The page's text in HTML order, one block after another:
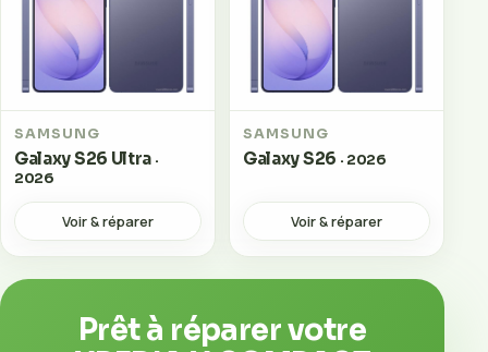
SAMSUNG
Galaxy S26 Ultra ·
2026
Voir & réparer
SAMSUNG
Galaxy S26 · 2026
Voir & réparer
Prêt à réparer votre